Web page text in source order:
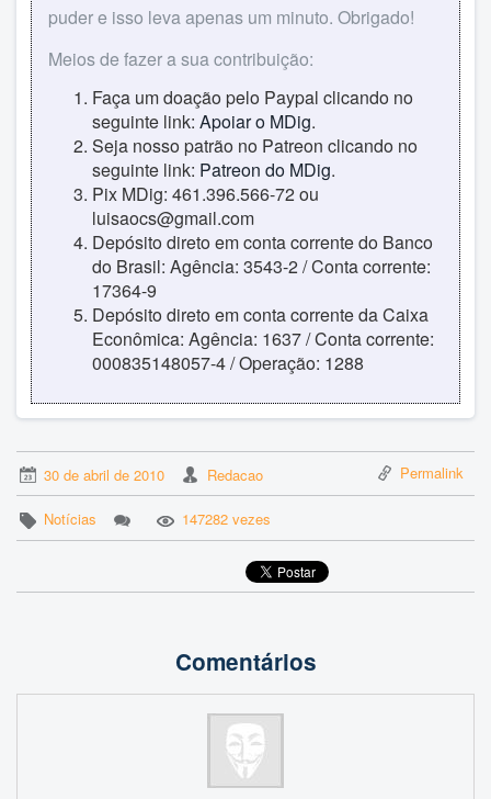
puder e isso leva apenas um minuto. Obrigado!
Meios de fazer a sua contribuição:
Faça um doação pelo Paypal clicando no
seguinte link: Apoiar o MDig.
Seja nosso patrão no Patreon clicando no
seguinte link: Patreon do MDig.
Pix MDig: 461.396.566-72 ou
luisaocs@gmail.com
Depósito direto em conta corrente do Banco
do Brasil: Agência: 3543-2 / Conta corrente:
17364-9
Depósito direto em conta corrente da Caixa
Econômica: Agência: 1637 / Conta corrente:
000835148057-4 / Operação: 1288
30 de abril de 2010 Redacao Permalink
Notícias 147282 vezes
Comentários